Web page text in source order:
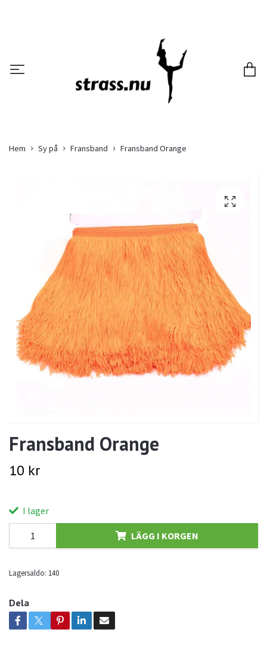
Hem Sy på Fransband Fransband Orange
Fransband Orange
10 kr
I lager
LÄGG I KORGEN
Lagersaldo: 140
Dela